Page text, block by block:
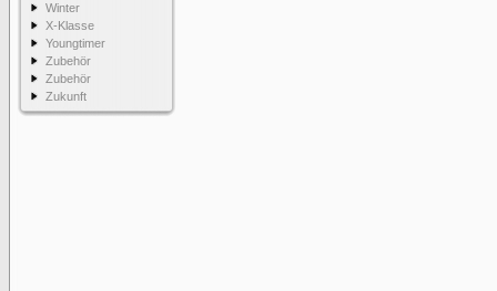
Winter
X-Klasse
Youngtimer
Zubehör
Zubehör
Zukunft